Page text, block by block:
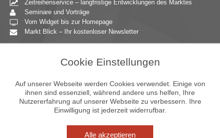
Zeitreihenservice – langfristige Entwicklungen des Marktes
Seminare und Vorträge
Vom Widget bis zur Homepage
Markt Blick – Ihr kostenloser Newsletter
Unternehmensberatung
Ernährungsgewerbe
Einzelhandel
Bildung & Wissenschaft
Cookie Einstellungen
Auf unserer Webseite werden Cookies verwendet. Einige von
ihnen sind essenziell, während andere uns helfen, Ihre
Nutzererfahrung auf unserer Webseite zu verbessern. Ihre
Einwilligung ist jederzeit widerrufbar.
Alle akzeptieren